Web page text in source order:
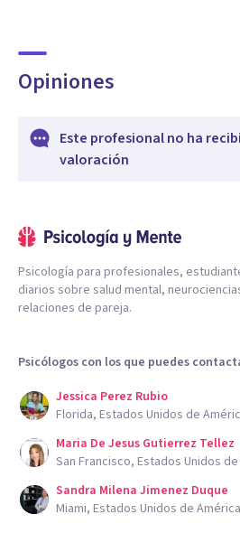
Opiniones
Este profesional no ha
valoración
Psicología para profesionales,
diarios sobre salud mental,
relaciones de pareja.
Psicólogos con los que puedes
Jessica Perez Rubio
Florida, Estados Unidos de
Maria De Jesus Gutierrez Tellez
San Francisco, Estados Unidos
Sandra Milena Jimenez Duque
Miami, Estados Unidos de América